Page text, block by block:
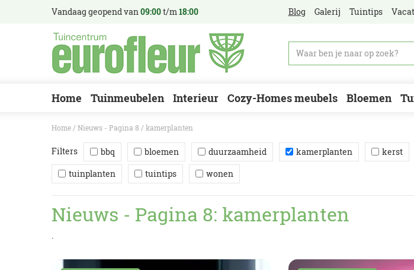
Home Nieuws - Pagina 8 kamerplanten
Vandaag geopend van09:00t/m18:00 Blog Galerij Tuintips
Home Tuinmeubelen Interieur Cozy-Homes meubels Bloemen
Filters bbq bloemen duurzaamheid kamerplanten kerst
tuinplanten
tuintips wonen
Nieuws - Pagina 8: kamerplanten
.